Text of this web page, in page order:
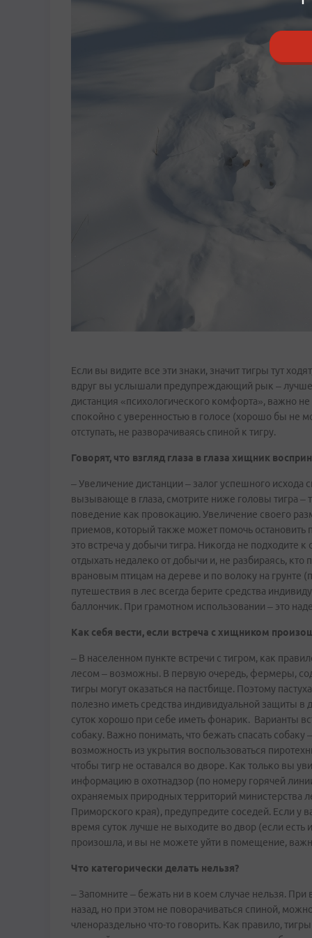
Если вы видите все эти знаки, значит тигры тут
вдруг вы услышали предупреждающий рык – лучше
дистанция «психологического комфорта», важно
спокойно с уверенностью в голосе (хорошо бы не
отступать, не разворачиваясь спиной к тигру.
Говорят, что взгляд глаза в глаза хищник
– Увеличение дистанции – залог успешного исхода
вызывающе в глаза, смотрите ниже головы тигра –
поведение как провокацию. Увеличение своего
приемов, который также может помочь
это встреча у добычи тигра. Никогда не
отдыхать недалеко от добычи и, не разбираясь,
врановым птицам на дереве и по волоку на грунте
путешествия в лес всегда берите средства
баллончик. При грамотном использовании – это
Как себя вести, если встреча с хищником
– В населенном пункте встречи с тигром, как
лесом – возможны. В первую очередь, фермеры,
тигры могут оказаться на пастбище. Поэтому
полезно иметь средства индивидуальной защиты
суток хорошо при себе иметь фонарик. Варианты
собаку. Важно понимать, что бежать спасать
возможность из укрытия воспользоваться
чтобы тигр не оставался во дворе. Как только вы
информацию в охотнадзор (по номеру горячей
охраняемых природных территорий министерства
Приморского края), предупредите соседей. Если у
время суток лучше не выходите во двор (если есть
произошла, и вы не можете уйти в помещение,
Что категорически делать нельзя?
– Запомните – бежать ни в коем случае нельзя. При
назад, но при этом не поворачиваться спиной,
членораздельно что-то говорить. Как правило,